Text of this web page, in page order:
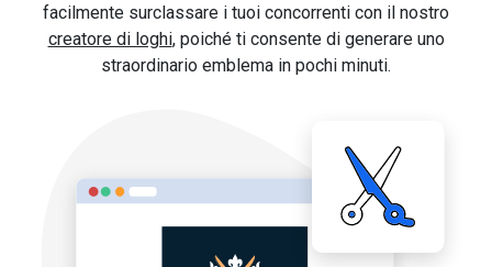
facilmente surclassare i tuoi concorrenti con il nostro
creatore di loghi, poiché ti consente di generare uno
straordinario emblema in pochi minuti.